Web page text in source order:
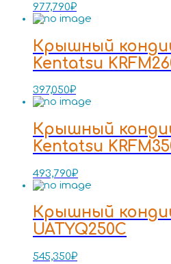
977,790₽
Крышный
Kentatsu
397,050₽
Крышный
Kentatsu
493,790₽
Крышный
UATYQ250C
545,350₽